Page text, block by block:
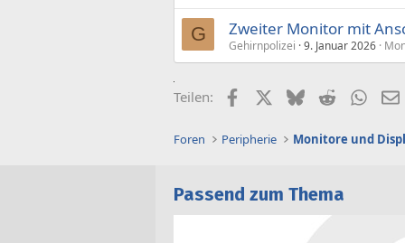
G Zweiter Monitor mit
Gehirnpolizei 9. Januar 2026
Teilen: FacebookX (Twitter)
BlueskyReddit
Foren Peripherie Monitore und
Passend zum Thema